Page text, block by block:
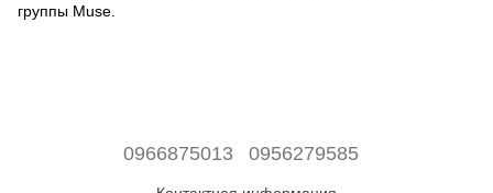
группы Muse.
0966875013 0956279585